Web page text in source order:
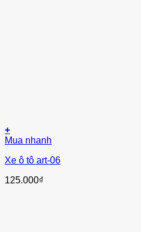
+
Mua nhanh
Xe ô tô art-06
125.000₫